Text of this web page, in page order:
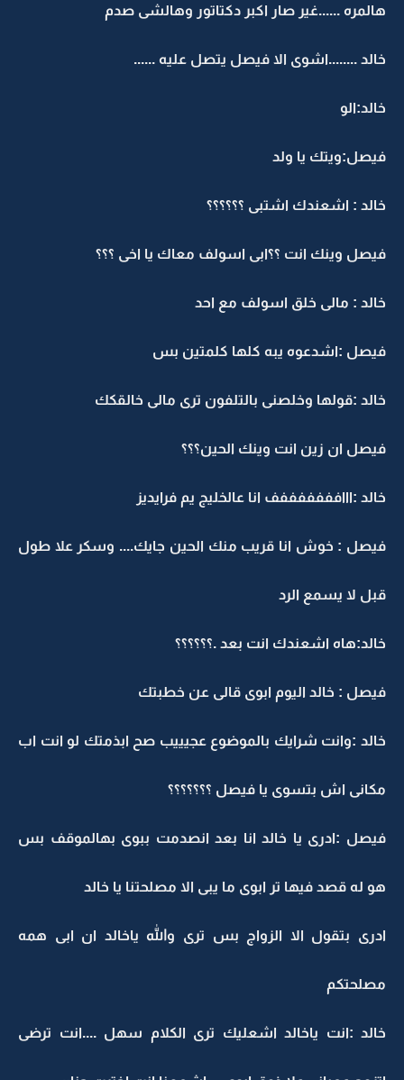
هالمره ......غير صار اكبر دكتاتور وهالشى صدم
خالد ........اشوى الا فيصل يتصل عليه ......
خالد:الو
فيصل:ويتك يا ولد
خالد : اشعندك اشتبى ؟؟؟؟؟؟
فيصل وينك انت ؟؟ابى اسولف معاك يا اخى ؟؟؟
خالد : مالى خلق اسولف مع احد
فيصل :اشدعوه يبه كلها كلمتين بس
خالد :قولها وخلصنى بالتلفون ترى مالى خالقكك
فيصل ان زين انت وينك الحين؟؟؟
خالد :ااافففففففف انا عالخليج يم فرايديز
فيصل : خوش انا قريب منك الحين جايك.... وسكر علا طول
قبل لا يسمع الرد
خالد:هاه اشعندك انت بعد .؟؟؟؟؟؟
فيصل : خالد اليوم ابوى قالى عن خطبتك
خالد :وانت شرايك بالموضوع عجيييب صح ابذمتك لو انت اب
مكانى اش بتسوى يا فيصل ؟؟؟؟؟؟؟
فيصل :ادرى يا خالد انا بعد انصدمت ببوى بهالموقف بس
هو له قصد فيها تر ابوى ما يبى الا مصلحتنا يا خالد
ادرى بتقول الا الزواج بس ترى والله ياخالد ان ابى همه
مصلحتكم
خالد :انت ياخالد اشعليك ترى الكلام سهل ....انت ترضى